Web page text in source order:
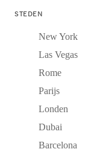
STEDEN
New York
Las Vegas
Rome
Parijs
Londen
Dubai
Barcelona